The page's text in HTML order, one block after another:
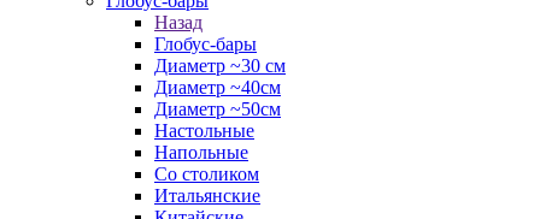
Назад
Глобус-бары
Диаметр ~30 см
Диаметр ~40см
Диаметр ~50см
Настольные
Напольные
Со столиком
Итальянские